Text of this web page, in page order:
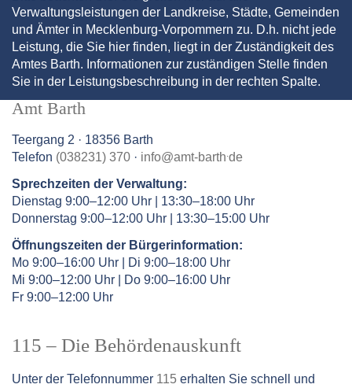
Verwaltungsleistungen der Landkreise, Städte, Gemeinden
und Ämter in Mecklenburg-Vorpommern zu. D.h. nicht jede
Leistung, die Sie hier finden, liegt in der Zuständigkeit des
Amtes Barth. Informationen zur zuständigen Stelle finden
Sie in der Leistungsbeschreibung in der rechten Spalte.
Amt Barth
Teergang 2 · 18356 Barth
Telefon (038231) 370 · info@amt-barth de
Sprechzeiten der Verwaltung:
Dienstag 9:00–12:00 Uhr | 13:30–18:00 Uhr
Donnerstag 9:00–12:00 Uhr | 13:30–15:00 Uhr
Öffnungszeiten der Bürgerinformation:
Mo 9:00–16:00 Uhr | Di 9:00–18:00 Uhr
Mi 9:00–12:00 Uhr | Do 9:00–16:00 Uhr
Fr 9:00–12:00 Uhr
115 – Die Behördenauskunft
Unter der Telefonnummer 115 erhalten Sie schnell und